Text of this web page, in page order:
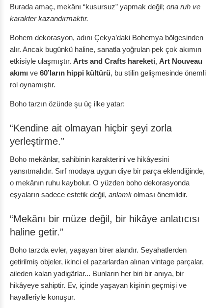
Burada amaç, mekânı “kusursuz” yapmak değil; ona ruh ve
karakter kazandırmaktır.
Bohem dekorasyon, adını Çekya’daki Bohemya bölgesinden
alır. Ancak bugünkü haline, sanatla yoğrulan pek çok akımın
etkisiyle ulaşmıştır. Arts and Crafts hareketi, Art Nouveau
akımı ve 60’ların hippi kültürü, bu stilin gelişmesinde önemli
rol oynamıştır.
Boho tarzın özünde şu üç ilke yatar:
“Kendine ait olmayan hiçbir şeyi zorla
yerleştirme.”
Boho mekânlar, sahibinin karakterini ve hikâyesini
yansıtmalıdır. Sırf modaya uygun diye bir parça eklendiğinde,
o mekânın ruhu kaybolur. O yüzden boho dekorasyonda
eşyaların sadece estetik değil, anlamlı olması önemlidir.
“Mekânı bir müze değil, bir hikâye anlatıcısı
haline getir.”
Boho tarzda evler, yaşayan birer alandır. Seyahatlerden
getirilmiş objeler, ikinci el pazarlardan alınan vintage parçalar,
aileden kalan yadigârlar... Bunların her biri bir anıya, bir
hikâyeye sahiptir. Ev, içinde yaşayan kişinin geçmişi ve
hayalleriyle konuşur.